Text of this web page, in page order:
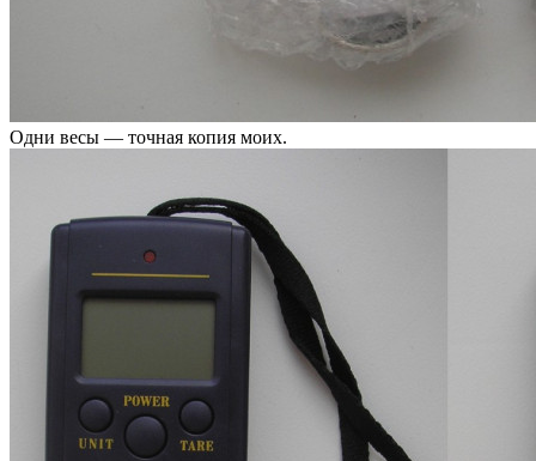
Одни весы — точная копия моих.